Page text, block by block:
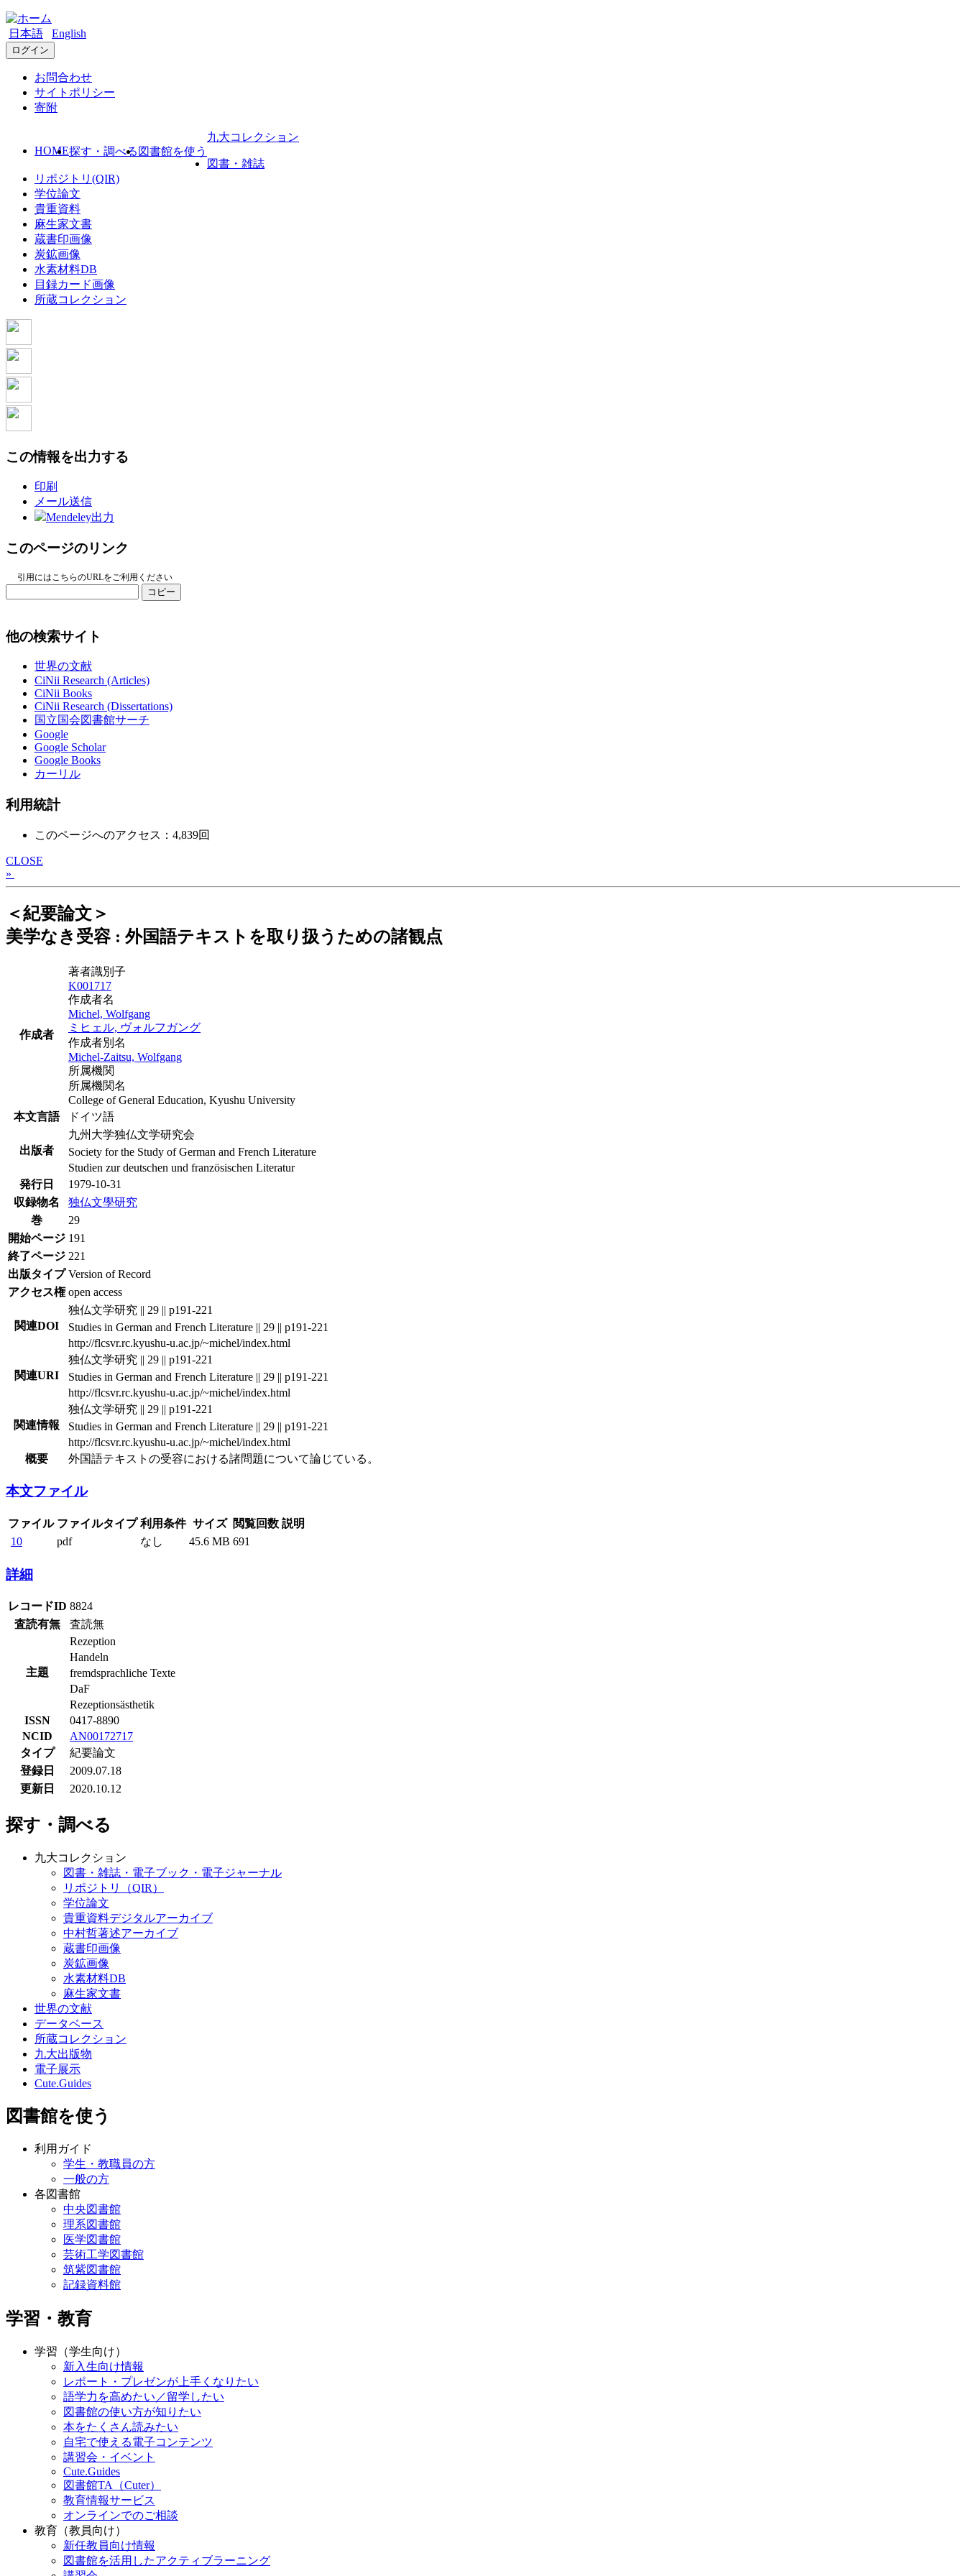
日本語 English
ログイン
お問合わせ
サイトポリシー
寄附
HOME探す・調べる 図書館を使う
九大コレクション
図書・雑誌
リポジトリ(QIR)
学位論文
貴重資料
麻生家文書
蔵書印画像
炭鉱画像
水素材料DB
目録カード画像
所蔵コレクション
この情報を出力する
印刷
メール送信
Mendeley出力
このページのリンク
引用にはこちらのURLをご利用ください
コピー
他の検索サイト
世界の文献
CiNii Research (Articles)
CiNii Books
CiNii Research (Dissertations)
国立国会図書館サーチ
Google
Google Scholar
Google Books
カーリル
利用統計
このページへのアクセス：4,839回
CLOSE
»
＜紀要論文＞
美学なき受容 : 外国語テキストを取り扱うための諸観点
作成者
著者識別子
K001717
作成者名
Michel, Wolfgang
ミヒェル, ヴォルフガング
作成者別名
Michel-Zaitsu, Wolfgang
所属機関
所属機関名
College of General Education, Kyushu University
本文言語
ドイツ語
出版者
九州大学独仏文学研究会
Society for the Study of German and French Literature
Studien zur deutschen und französischen Literatur
発行日
1979-10-31
収録物名
独仏文學研究
巻
29
開始ページ 191
終了ページ 221
出版タイプ Version of Record
アクセス権 open access
関連DOI
独仏文学研究 || 29 || p191-221
Studies in German and French Literature || 29 || p191-221
http://flcsvr.rc.kyushu-u.ac.jp/~michel/index.html
関連URI
独仏文学研究 || 29 || p191-221
Studies in German and French Literature || 29 || p191-221
http://flcsvr.rc.kyushu-u.ac.jp/~michel/index.html
関連情報
独仏文学研究 || 29 || p191-221
Studies in German and French Literature || 29 || p191-221
http://flcsvr.rc.kyushu-u.ac.jp/~michel/index.html
概要
外国語テキストの受容における諸問題について論じている。
本文ファイル
ファイル ファイルタイプ 利用条件 サイズ 閲覧回数 説明
10
pdf なし 45.6 MB 691
詳細
レコードID 8824
査読有無
査読無
主題
Rezeption
Handeln
fremdsprachliche Texte
DaF
Rezeptionsästhetik
ISSN
0417-8890
NCID
AN00172717
タイプ
紀要論文
登録日
2009.07.18
更新日
2020.10.12
探す・調べる
九大コレクション
図書・雑誌・電子ブック・電子ジャーナル
リポジトリ（QIR）
学位論文
貴重資料デジタルアーカイブ
中村哲著述アーカイブ
蔵書印画像
炭鉱画像
水素材料DB
麻生家文書
世界の文献
データベース
所蔵コレクション
九大出版物
電子展示
Cute.Guides
図書館を使う
利用ガイド
学生・教職員の方
一般の方
各図書館
中央図書館
理系図書館
医学図書館
芸術工学図書館
筑紫図書館
記録資料館
学習・教育
学習（学生向け）
新入生向け情報
レポート・プレゼンが上手くなりたい
語学力を高めたい／留学したい
図書館の使い方が知りたい
本をたくさん読みたい
自宅で使える電子コンテンツ
講習会・イベント
Cute.Guides
図書館TA（Cuter）
教育情報サービス
オンラインでのご相談
教育（教員向け）
新任教員向け情報
図書館を活用したアクティブラーニング